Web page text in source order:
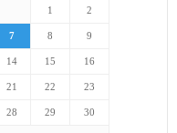
1
2
7 8 9
14 15 16
21 22 23
28 29 30